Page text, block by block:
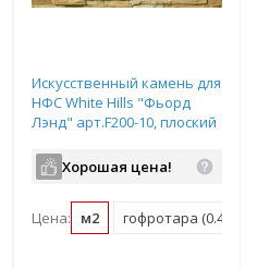
мастербокс (9.6 м2)
Искусственный камень для
НФС White Hills "Фьорд
Лэнд" арт.F200-10, плоский
Хорошая цена!
Цена: м2 гофротара (0.4 м2)